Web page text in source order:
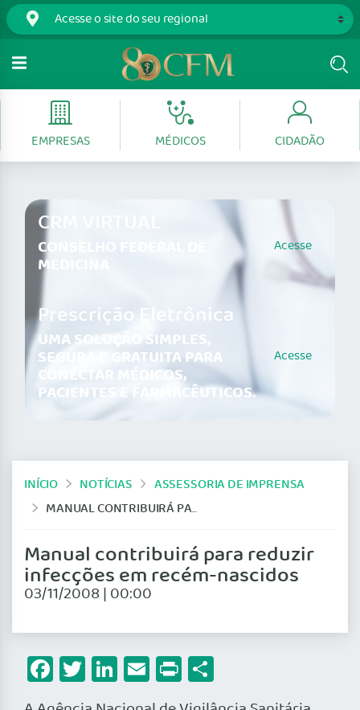
EMPRESAS MÉDICOS CIDADÃO
CRM VIRTUAL
CONSELHO FEDERAL DE
MEDICINA
Acesse
Prescrição Eletrônica
UMA SOLUÇÃO SIMPLES,
SEGURA E GRATUITA PARA
CONECTAR MÉDICOS,
PACIENTES E FARMACÊUTICOS.
Acesse
INÍCIO NOTÍCIAS
ASSESSORIA DE IMPRENSA
MANUAL CONTRIBUIRÁ PARA REDUZIR INFECÇÕES EM RECÉM-NASCIDOS
Manual contribuirá para reduzir
infecções em recém-nascidos
03/11/2008 | 00:00
Facebook
Twitter
LinkedIn
Email
Print